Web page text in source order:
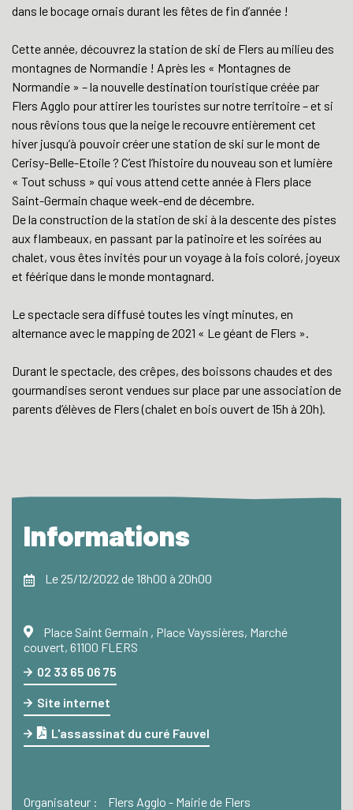
dans le bocage ornais durant les fêtes de fin d’année !
Cette année, découvrez la station de ski de Flers au milieu des
montagnes de Normandie ! Après les « Montagnes de
Normandie » – la nouvelle destination touristique créée par
Flers Agglo pour attirer les touristes sur notre territoire – et si
nous rêvions tous que la neige le recouvre entièrement cet
hiver jusqu’à pouvoir créer une station de ski sur le mont de
Cerisy-Belle-Etoile ? C’est l’histoire du nouveau son et lumière
« Tout schuss » qui vous attend cette année à Flers place
Saint-Germain chaque week-end de décembre.
De la construction de la station de ski à la descente des pistes
aux flambeaux, en passant par la patinoire et les soirées au
chalet, vous êtes invités pour un voyage à la fois coloré, joyeux
et féérique dans le monde montagnard.
Le spectacle sera diffusé toutes les vingt minutes, en
alternance avec le mapping de 2021 « Le géant de Flers ».
Durant le spectacle, des crêpes, des boissons chaudes et des
gourmandises seront vendues sur place par une association de
parents d’élèves de Flers (chalet en bois ouvert de 15h à 20h).
Informations
Le 25/12/2022 de 18h00 à 20h00
Place Saint Germain , Place Vayssières, Marché
couvert, 61100 FLERS
02 33 65 06 75
Site internet
L'assassinat du curé Fauvel
Organisateur : Flers Agglo - Mairie de Flers